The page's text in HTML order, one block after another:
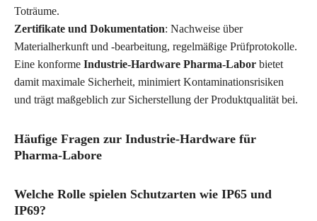
Toträume.
Zertifikate und Dokumentation: Nachweise über
Materialherkunft und -bearbeitung, regelmäßige Prüfprotokolle.
Eine konforme Industrie-Hardware Pharma-Labor bietet
damit maximale Sicherheit, minimiert Kontaminationsrisiken
und trägt maßgeblich zur Sicherstellung der Produktqualität bei.
Häufige Fragen zur Industrie-Hardware für
Pharma-Labore
Welche Rolle spielen Schutzarten wie IP65 und
IP69?